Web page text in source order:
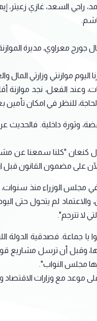
راجي السعد، غازي زعيتر،
جورج معراوي، مديرة
اليوم موازنتي وزارتي
وعند الفعل، نجد
وثورة داخلية.
الآن على مضمون القانون
لم يتحول حتى
لا تترجم".
وقبل أن ترسل مشاريع
مجلس النواب".
موعد مع وزارات الاقتصاد